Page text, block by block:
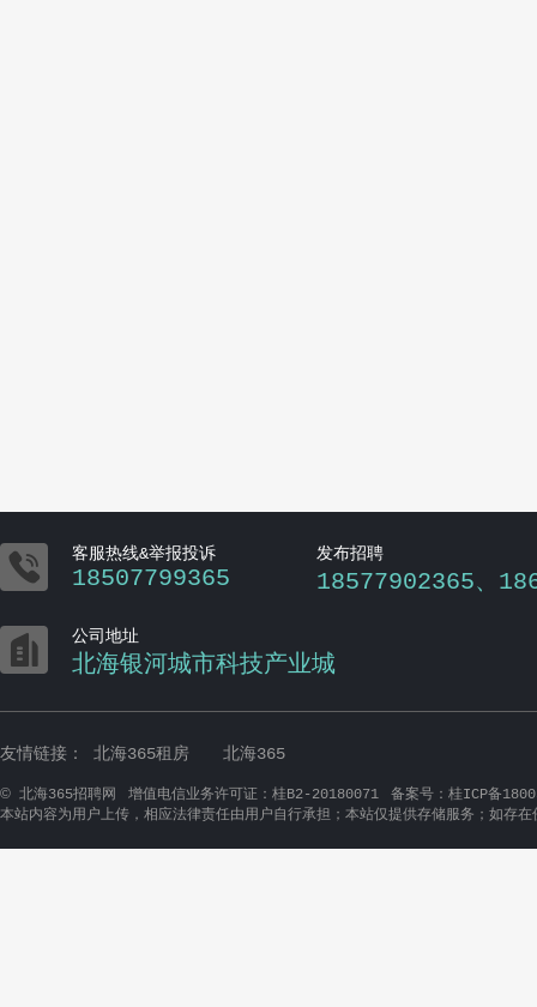
 客服热线&举报投诉
18507799365
发布招聘
18577902365、
 公司地址
北海银河城市科技产业城
友情链接： 北海365租房 北海365
© 北海365招聘网 增值电信业务许可证：桂B2-20180071
备案号：桂ICP备
本站内容为用户上传，相应法律责任由用户自行承担；本站仅提供存储服务；如存